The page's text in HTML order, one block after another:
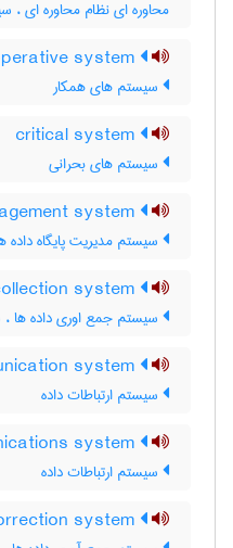
محاوره ای نظام محاوره ای ،
سیستم های همکار
سیستم های بحرانی
سیستم مدیریت پایگاه داده
سیستم جمع اوری داده ها
سیستم ارتباطات داده
سیستم ارتباطات داده